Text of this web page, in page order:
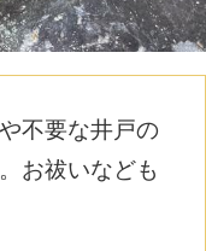
不要な井戸の
お祓いなども